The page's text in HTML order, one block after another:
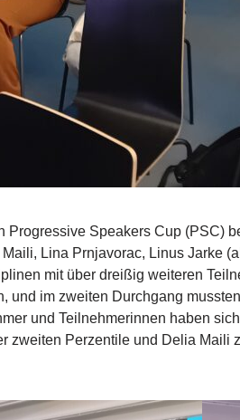
Speakers Cup (PSC)
Lina Prnjavorac, Linus Jarke
mit über dreißig weiteren
und im zweiten Durchgang
und Teilnehmerinnen haben
zweiten Perzentile und Delia Maili